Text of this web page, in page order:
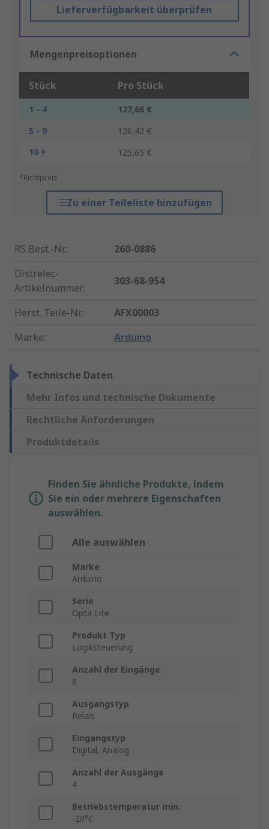
Lieferverfügbarkeit überprüfen
Mengenpreisoptionen
Stück Pro Stück
1 - 4
127,66 €
5 - 9
126,42 €
10 +
125,65 €
*Richtpreis
Zu einer Teileliste hinzufügen
RS Best.-Nr.:
260-0886
Distrelec-
Artikelnummer:
303-68-954
Herst. Teile-Nr.:
AFX00003
Marke: Arduino
Technische Daten
Mehr Infos und technische Dokumente
Rechtliche Anforderungen
Produktdetails
Finden Sie ähnliche Produkte, indem
Sie ein oder mehrere Eigenschaften
auswählen.
Alle auswählen
Marke
Arduino
Serie
Opta Lite
Produkt Typ
Logiksteuerung
Anzahl der Eingänge
8
Ausgangstyp
Relais
Eingangstyp
Digital, Analog
Anzahl der Ausgänge
4
Betriebstemperatur min.
-20°C